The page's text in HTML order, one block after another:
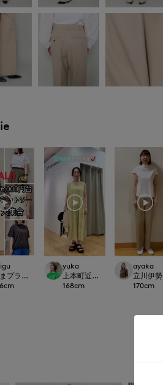
プラーザ東急I.T.'S.international
cm
yuka
上本町近鉄I.T.'S.international
168cm
ayaka
立川伊
170cm